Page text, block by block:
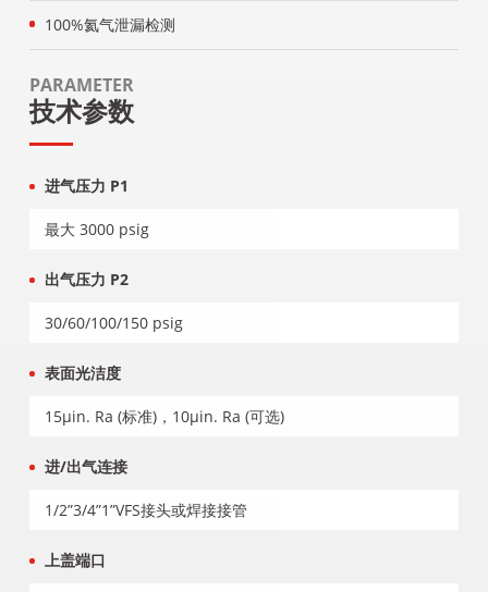
100%氦气泄漏检测
PARAMETER
技术参数
进气压力 P1
最大 3000 psig
出气压力 P2
30/60/100/150 psig
表面光洁度
15μin. Ra (标准)，10μin. Ra (可选)
进/出气连接
1/2”3/4”1”VFS接头或焊接接管
上盖端口